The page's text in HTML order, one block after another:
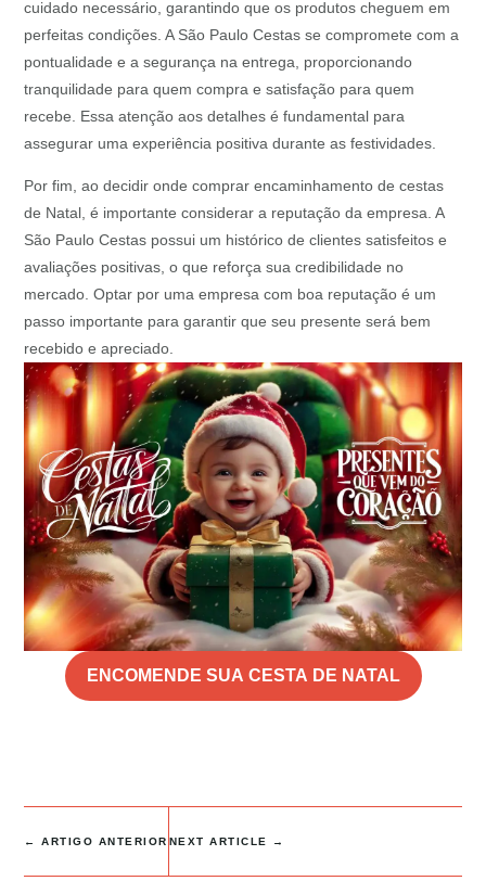
cuidado necessário, garantindo que os produtos cheguem em
perfeitas condições. A São Paulo Cestas se compromete com a
pontualidade e a segurança na entrega, proporcionando
tranquilidade para quem compra e satisfação para quem
recebe. Essa atenção aos detalhes é fundamental para
assegurar uma experiência positiva durante as festividades.
Por fim, ao decidir onde comprar encaminhamento de cestas
de Natal, é importante considerar a reputação da empresa. A
São Paulo Cestas possui um histórico de clientes satisfeitos e
avaliações positivas, o que reforça sua credibilidade no
mercado. Optar por uma empresa com boa reputação é um
passo importante para garantir que seu presente será bem
recebido e apreciado.
ENCOMENDE SUA CESTA DE NATAL
←ARTIGO ANTERIOR NEXT ARTICLE →